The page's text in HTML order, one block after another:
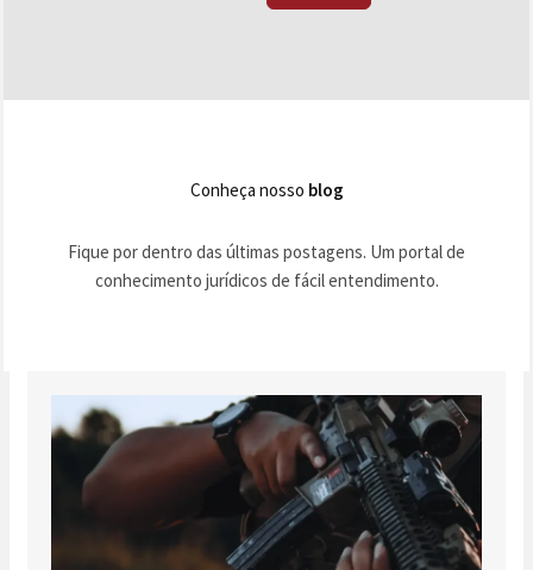
Conheça nosso blog
Fique por dentro das últimas postagens. Um portal de
conhecimento jurídicos de fácil entendimento.